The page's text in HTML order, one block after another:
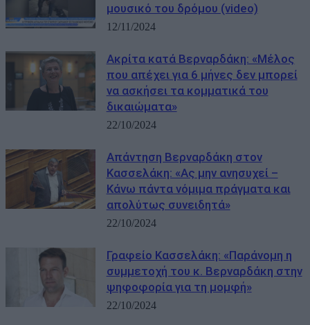
μουσικό του δρόμου (video)
12/11/2024
Ακρίτα κατά Βερναρδάκη: «Μέλος
που απέχει για 6 μήνες δεν μπορεί
να ασκήσει τα κομματικά του
δικαιώματα»
22/10/2024
Απάντηση Βερναρδάκη στον
Κασσελάκη: «Ας μην ανησυχεί –
Κάνω πάντα νόμιμα πράγματα και
απολύτως συνειδητά»
22/10/2024
Γραφείο Κασσελάκη: «Παράνομη η
συμμετοχή του κ. Βερναρδάκη στην
ψηφοφορία για τη μομφή»
22/10/2024